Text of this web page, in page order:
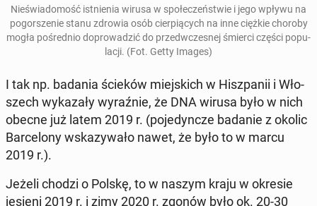
Nie­świa­do­mość ist­nie­nia wirusa w spo­łe­czeń­stwie i jego wpływu na
po­gor­sze­nie stanu zdrowia osób cier­pią­cych na inne ciężkie choroby
mogła po­śred­nio do­pro­wa­dzić do przed­wcze­snej śmierci części po­pu­
la­cji. (Fot. Getty Images)
I tak np. badania ścieków miej­skich w Hisz­pa­nii i Wło­
szech wy­ka­za­ły wy­raź­nie, że DNA wirusa było w nich
obecne już latem 2019 r. (po­je­dyn­cze badanie z okolic
Bar­ce­lo­ny wska­zy­wa­ło nawet, że było to w marcu
2019 r.).
Jeżeli chodzi o Polskę, to w naszym kraju w okresie
jesieni 2019 r. i zimy 2020 r. zgonów było ok. 20-30